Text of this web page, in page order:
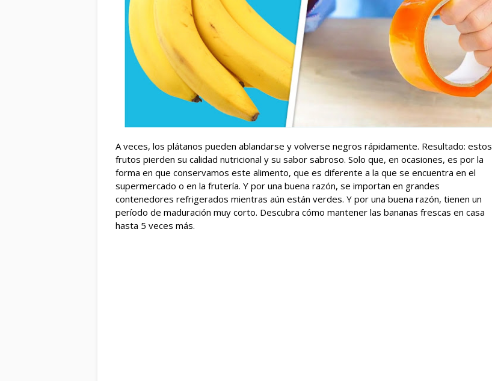
A veces, los plátanos pueden ablandarse y volverse negros rápidamente. Resultado: estos
frutos pierden su calidad nutricional y su sabor sabroso. Solo que, en ocasiones, es por la
forma en que conservamos este alimento, que es diferente a la que se encuentra en el
supermercado o en la frutería. Y por una buena razón, se importan en grandes
contenedores refrigerados mientras aún están verdes. Y por una buena razón, tienen un
período de maduración muy corto. Descubra cómo mantener las bananas frescas en casa
hasta 5 veces más.